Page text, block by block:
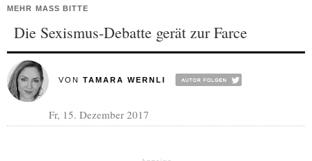
MEHR MASS BITTE
Die Sexismus-Debatte gerät zur Farce
VON TAMARA WERNLI
Fr, 15. Dezember 2017